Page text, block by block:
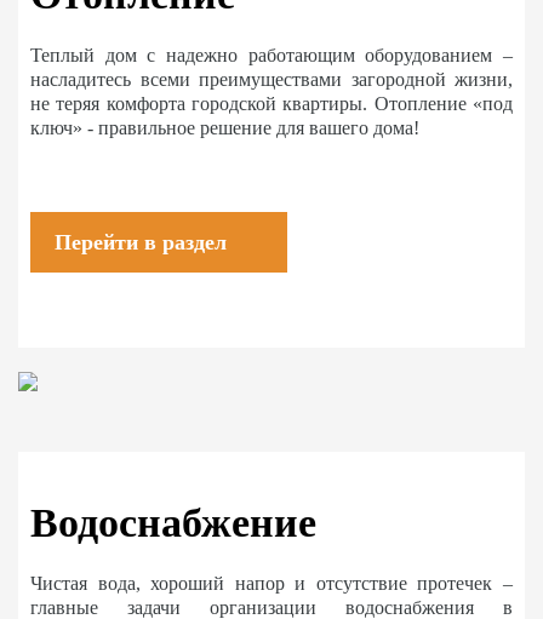
Теплый дом с надежно работающим оборудованием –
насладитесь всеми преимуществами загородной жизни,
не теряя комфорта городской квартиры. Отопление «под
ключ» - правильное решение для вашего дома!
Перейти в раздел
Водоснабжение
Чистая вода, хороший напор и отсутствие протечек –
главные задачи организации водоснабжения в